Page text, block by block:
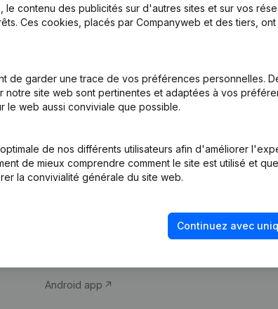
le contenu des publicités sur d'autres sites et sur vos
Ces cookies, placés par Companyweb et des tiers,
de garder une trace de vos préférences personnelles.
notre site web sont pertinentes et adaptées à vos
web aussi conviviale que possible.
de nos différents utilisateurs afin d'améliorer
de mieux comprendre comment le site est utilisé et
la convivialité générale du site web.
Continuez avec
Produit
d’entreprise
Monitoring
Android app
fraude
Consulter des
Vérification de